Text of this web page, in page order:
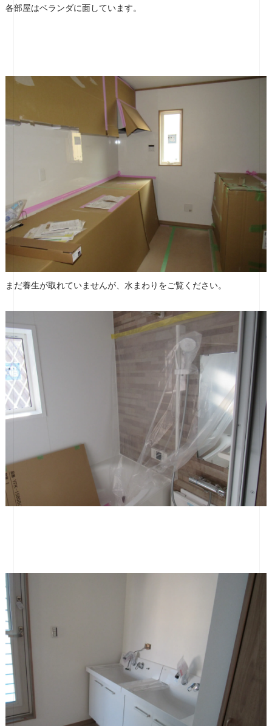
各部屋はベランダに面しています。
まだ養生が取れていませんが、水まわりをご覧ください。